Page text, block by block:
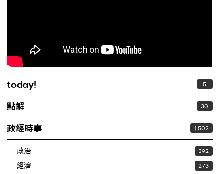
today! 5
點解 30
政經時事 1,502
政治 392
經濟 273